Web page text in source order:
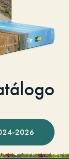
2026